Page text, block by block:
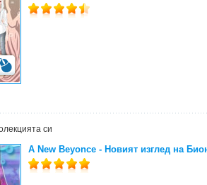
си
A New Beyonce - Новият изглед на